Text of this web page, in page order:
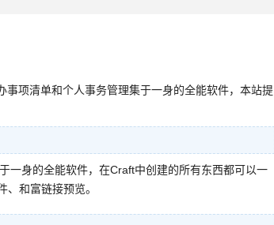
项清单和个人事务管理集于一身的全能软件，本站提
一身的全能软件，在Craft中创建的所有东西都可以一
和富链接预览。